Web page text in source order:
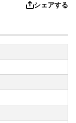
シェアする